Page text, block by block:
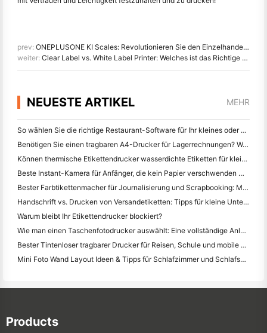
prev: ONEPLUSONE KI Scales: Revolutionieren Sie den Einzelhandel und transformieren Sie das XiaShang Supermarkt Erlebnis
weiter: Clear Label vs. White Label Printer: Welches ist das Richtige für Sie?
NEUESTE ARTIKEL MEHR
So wählen Sie die richtige Restaurant-Software für Ihr kleines oder mittleres Restaurant
Benötigen Sie einen tragbaren A4-Drucker für Lagerrechnungen? Was eigentlich funktioniert
Können thermische Etikettendrucker wasserdichte Etiketten für kleine Unternehmen herstellen?
Beste Instant-Kamera für Anfänger, die kein Papier verschwenden wollen
Bester Farbtikettenmacher für Journalisierung und Scrapbooking: Mehr Farbe auf jeder Seite hinzufügen
Handschrift vs. Drucken von Versandetiketten: Tipps für kleine Unternehmen im Jahr 2026
Warum bleibt Ihr Etikettendrucker blockiert?
Wie man einen Taschenfotodrucker auswählt: Eine vollständige Anleitung für Journalisten, Reisende und iPhone-Benutzer
Bester Tintenloser tragbarer Drucker für Reisen, Schule und mobile Arbeit: Hanin MT620 Pro Review
Mini Foto Wand Layout Ideen & Tipps für Schlafzimmer und Schlafsaal Dekoration
Products